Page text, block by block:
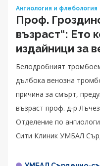
Ангиология и флебология
Проф.
възраст“: Ето
издайници за
Белодробният
дълбока венозна
причина за смърт,
възраст проф. д-р
Отделение по
Сити Клиник УМБАЛ